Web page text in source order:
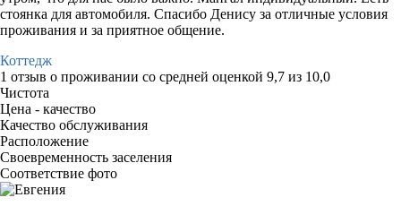
стоянка для автомобиля. Спасибо Денису за отличные условия
проживания и за приятное общение.
Коттедж
1 отзыв о проживании со средней оценкой 9,7 из 10,0
Чистота
Цена - качество
Качество обслуживания
Расположение
Своевременность заселения
Соответствие фото